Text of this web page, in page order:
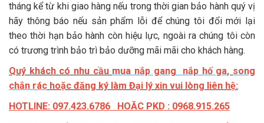
tháng kể từ khi giao hàng nếu trong thời gian bảo hành quý vị
hãy thông báo nếu sản phẩm lỗi để chúng tôi đổi mới lại
theo thời hạn bảo hành còn hiệu lực, ngoài ra chúng tôi còn
có trương trình bảo trì bảo dưỡng mãi mãi cho khách hàng.
Quý khách có nhu cầu mua nắp gang nắp hố ga, song
chắn rác hoặc đăng ký làm Đại lý xin vui lòng liên hệ:
HOTLINE: 097.423.6786 HOĂC PKD : 0968.915.265